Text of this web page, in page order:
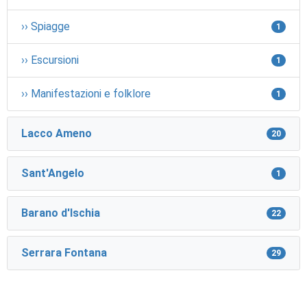
›› Spiagge 1
›› Escursioni 1
›› Manifestazioni e folklore 1
Lacco Ameno 20
Sant'Angelo 1
Barano d'Ischia 22
Serrara Fontana 29